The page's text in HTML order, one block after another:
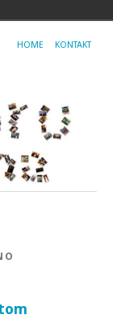
HOME KONTAKT